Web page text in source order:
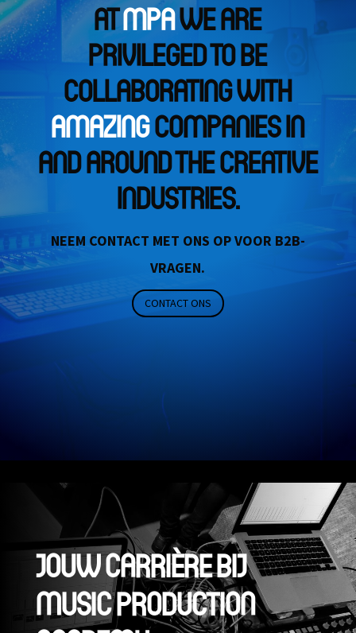
ATMPAWE ARE
PRIVILEGED TO BE
COLLABORATING WITH
AMAZINGCOMPANIES IN
AND AROUND THE CREATIVE
INDUSTRIES.
NEEM CONTACT MET ONS OP VOOR B2B-
VRAGEN.
CONTACT ONS
JOUW CARRIÈRE BIJ
MUSIC PRODUCTION